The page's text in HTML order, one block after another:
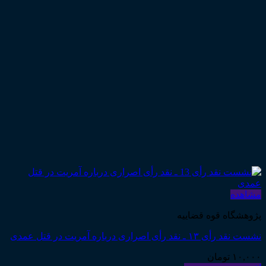
مشاهده
پژوهشگاه قوه قضاییه
نشست نقد رأی ۱۳ ـ نقد رأی اصراری درباره آمریت در قتل عمدی
۱۰,۰۰۰ تومان